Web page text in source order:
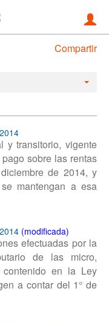
Compartir
y transitorio, vigente
sobre las rentas
de 2014, y
mantengan a esa
efectuadas por la
de las micro,
contenido en la Ley
a contar del 1° de